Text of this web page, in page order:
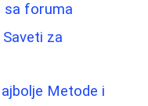
sa foruma
za
Metode i